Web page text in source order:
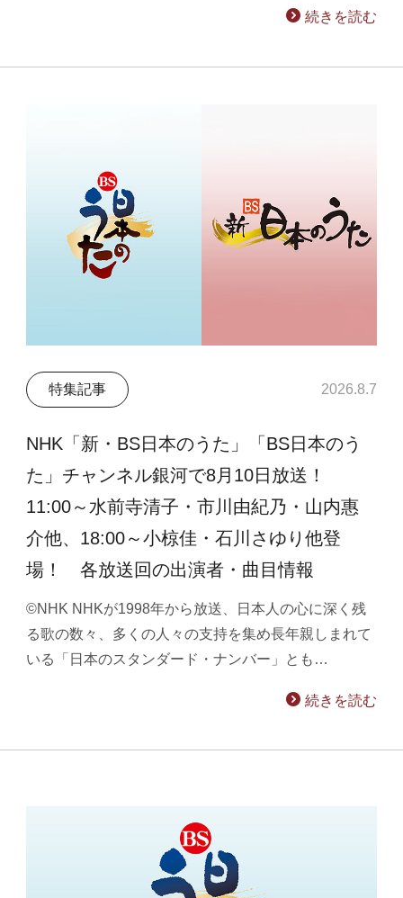
続きを読む
特集記事 2026.8.7
NHK「新・BS日本のうた」「BS日本のう
た」チャンネル銀河で8月10日放送！
11:00～水前寺清子・市川由紀乃・山内惠
介他、18:00～小椋佳・石川さゆり他登
場！ 各放送回の出演者・曲目情報
©NHK NHKが1998年から放送、日本人の心に深く残
る歌の数々、多くの人々の支持を集め長年親しまれて
いる「日本のスタンダード・ナンバー」とも…
続きを読む